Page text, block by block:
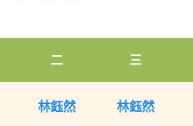
二 三
林鈺然 林鈺然